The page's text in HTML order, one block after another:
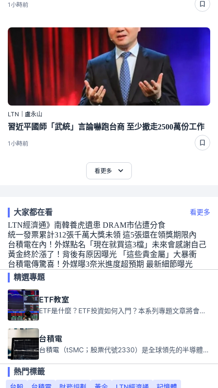
1小時前
LTN｜盧永山
習近平國師「武統」言論嚇跑台商 至少撤走2500萬份工作
1小時前
看更多
大家都在看 看更多
LTN經濟通》南韓養虎遺患 DRAM市佔遭分食
統一發票累計312張千萬大獎未領 這5張還在領獎期限內
台積電在內！外媒點名「現在就買這3檔」未來會感謝自己
黃金終於漲了！背後有原因曝光 「這些貴金屬」大暴衝
台積電傳驚喜！外媒曝3奈米進度超預期 最新細節曝光
精選專題
ETF教室
ETF是什麼？ETF投資如何入門？本系列專題文章將會告訴你新手必須知道的ETF基礎知識。
台積電
台積電（tSMC；股票代號2330）是全球領先的半導體代工公司，成立於1987年，總部位於台灣新竹。且已於美國、日本、德國及中國設廠，台積電是全球首家專業積體電路製造服務公司，也是全球最先進和最大規模的半導體代工廠。
熱門標籤